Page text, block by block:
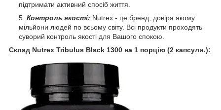
підтримати активний спосіб життя.
Контроль якості: Nutrex - це бренд, довіра якому
мільйони людей по всьому світу. Всі продукти проходять
суворий контроль якості для Вашого спокою.
Склад Nutrex Tribulus Black 1300 на 1 порцію (2 капсули.):